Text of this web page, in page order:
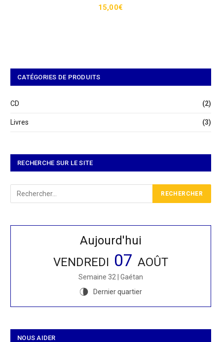
15,00€
CATÉGORIES DE PRODUITS
CD (2)
Livres (3)
RECHERCHE SUR LE SITE
Aujourd'hui
VENDREDI 07 AOÛT
Semaine 32 | Gaétan
U Dernier quartier
NOUS AIDER